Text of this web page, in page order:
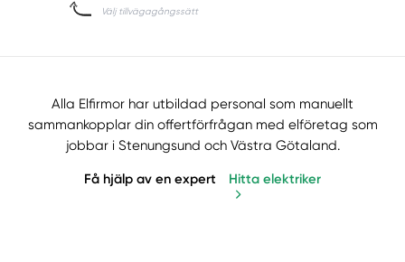
Alla Elfirmor har utbildad personal som manuellt
sammankopplar din offertförfrågan med elföretag som
jobbar i Stenungsund och Västra Götaland.
Få hjälp av en expert Hitta elektriker